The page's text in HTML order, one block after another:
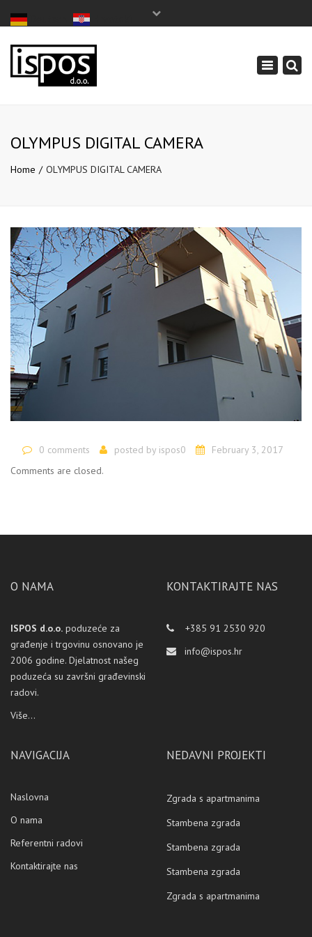
Toggle
OLYMPUS DIGITAL CAMERA
Home OLYMPUS DIGITAL CAMERA
0 comments posted by ispos0
February 3, 2017
Comments are closed.
O NAMA
ISPOS d.o.o. poduzeće za
građenje i trgovinu osnovano je
2006 godine. Djelatnost našeg
poduzeća su završni građevinski
radovi.
Više...
KONTAKTIRAJTE NAS
+385 91 2530 920
info@ispos.hr
NAVIGACIJA
Naslovna
O nama
Referentni radovi
Kontaktirajte nas
NEDAVNI PROJEKTI
Zgrada s apartmanima
Stambena zgrada
Stambena zgrada
Stambena zgrada
Zgrada s apartmanima